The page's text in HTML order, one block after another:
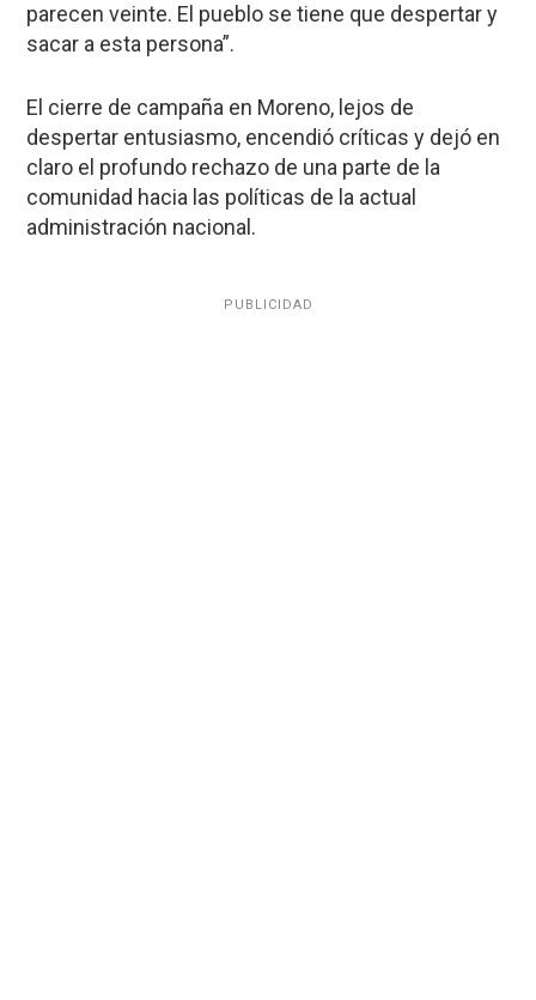
parecen veinte. El pueblo se tiene que despertar y
sacar a esta persona”.
El cierre de campaña en Moreno, lejos de
despertar entusiasmo, encendió críticas y dejó en
claro el profundo rechazo de una parte de la
comunidad hacia las políticas de la actual
administración nacional.
PUBLICIDAD